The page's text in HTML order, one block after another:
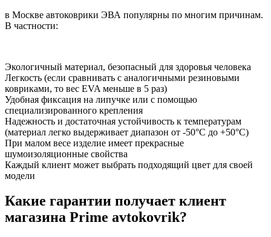
в Москве автоковрики ЭВА популярны по многим причинам.
В частности:
Экологичный материал, безопасный для здоровья человека
Легкость (если сравнивать с аналогичными резиновыми
ковриками, то вес EVA меньше в 5 раз)
Удобная фиксация на липучке или с помощью
специализированного крепления
Надежность и достаточная устойчивость к температурам
(материал легко выдерживает диапазон от -50°С до +50°С)
При малом весе изделие имеет прекрасные
шумоизоляционные свойства
Каждый клиент может выбрать подходящий цвет для своей
модели
Какие гарантии получает клиент
магазина Prime avtokovrik?